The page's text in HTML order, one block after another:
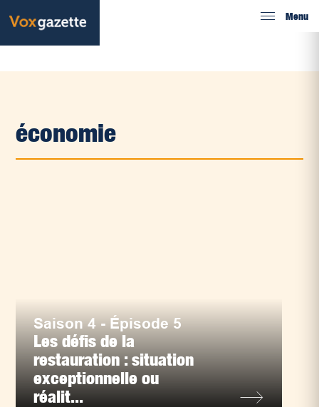
Menu
économie
Saison 4 - Épisode 5
Les défis de la
restauration : situation
exceptionnelle ou
réalit...